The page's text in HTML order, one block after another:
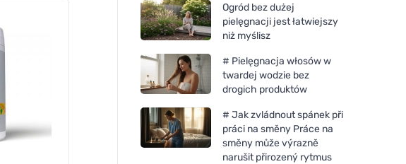
Ogród bez dużej
pielęgnacji jest łatwiejszy
niż myślisz
# Pielęgnacja włosów w
twardej wodzie bez
drogich produktów
# Jak zvládnout spánek při
práci na směny Práce na
směny může výrazně
narušit přirozený rytmus